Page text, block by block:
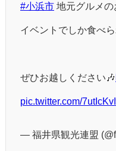
#小浜市 地元グルメの
イベントでしか食べ
ぜひお越しください🎶
pic.twitter.com/
— 福井県観光連盟